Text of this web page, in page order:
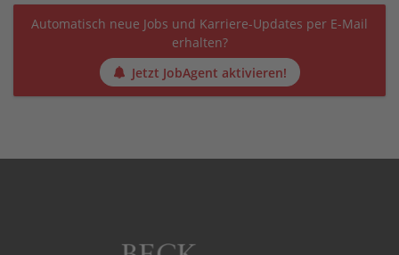
Automatisch neue Jobs und Karriere-Updates per E-Mail
erhalten?
Jetzt JobAgent aktivieren!